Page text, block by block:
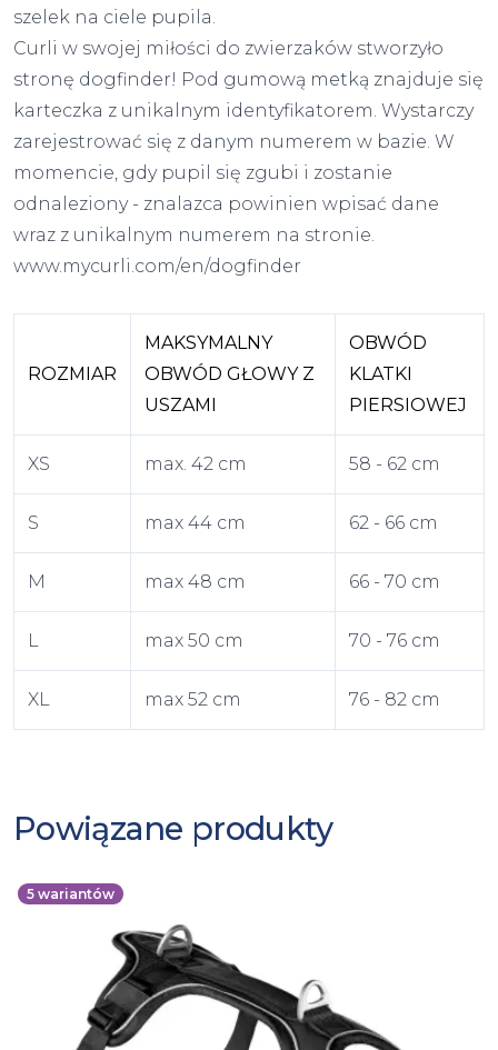
szelek na ciele pupila.
Curli w swojej miłości do zwierzaków stworzyło
stronę dogfinder! Pod gumową metką znajduje się
karteczka z unikalnym identyfikatorem. Wystarczy
zarejestrować się z danym numerem w bazie. W
momencie, gdy pupil się zgubi i zostanie
odnaleziony - znalazca powinien wpisać dane
wraz z unikalnym numerem na stronie.
www.mycurli.com/en/dogfinder
ROZMIAR
MAKSYMALNY
OBWÓD GŁOWY Z
USZAMI
OBWÓD
KLATKI
PIERSIOWEJ
XS max. 42 cm 58 - 62 cm
S max 44 cm 62 - 66 cm
M max 48 cm 66 - 70 cm
L max 50 cm 70 - 76 cm
XL max 52 cm 76 - 82 cm
Powiązane produkty
5 wariantów